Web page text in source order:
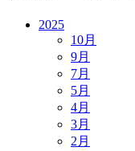
2025
10月
9月
7月
5月
4月
3月
2月